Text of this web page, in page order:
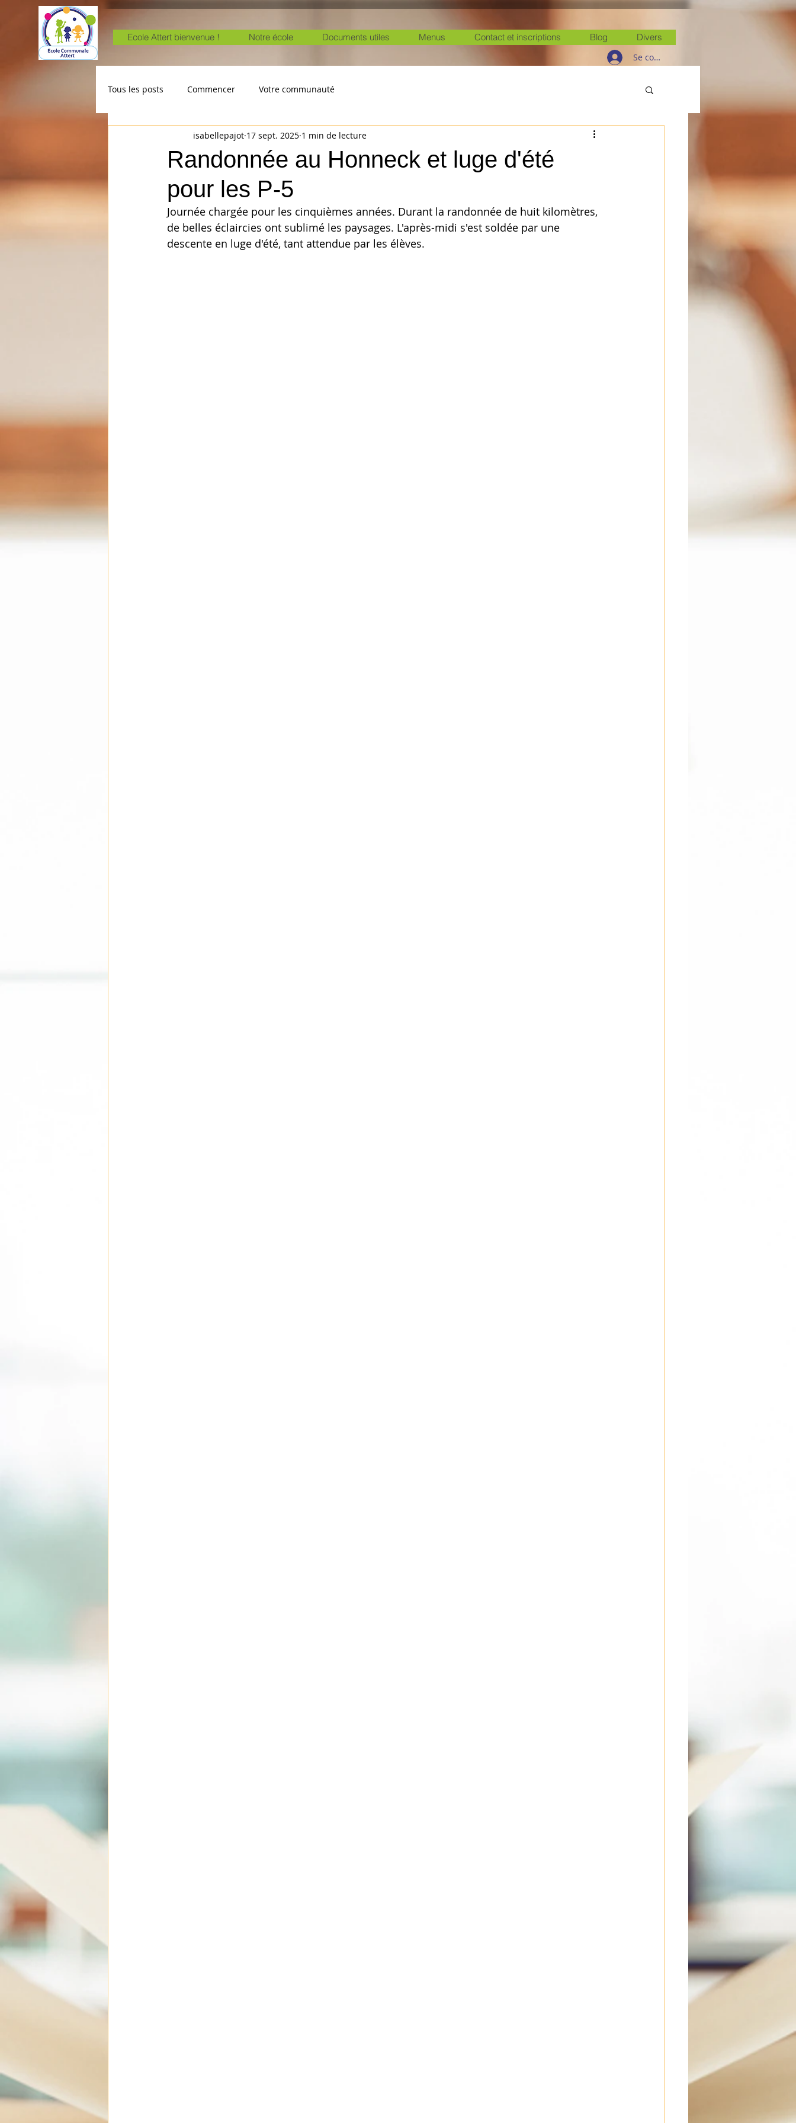
Ecole Attert bienvenue ! Notre école Documents utiles Menus Contact et inscriptions Blog
Divers
Se connecter
Tous les posts Commencer Votre communauté
Randonnée au Honneck et luge d'été
pour les P-5
isabellepajot 17 sept. 2025 1 min de lecture
Journée chargée pour les cinquièmes années. Durant la randonnée de huit kilomètres,
de belles éclaircies ont sublimé les paysages. L'après-midi s'est soldée par une
descente en luge d'été, tant attendue par les élèves.